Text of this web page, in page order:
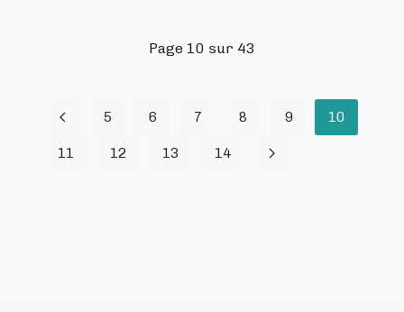
Page 10 sur 43
5 6 7 8 9 10
11 12 13 14